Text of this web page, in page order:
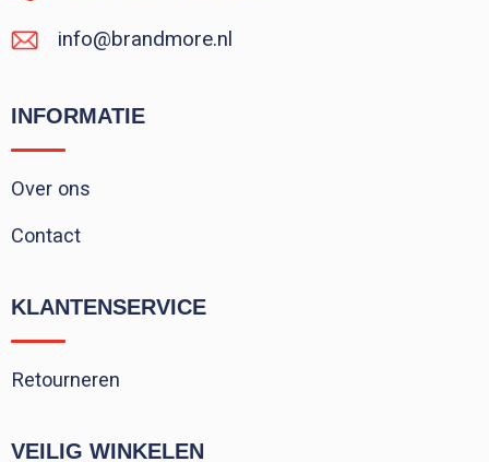
info@brandmore.nl
INFORMATIE
Over ons
Contact
KLANTENSERVICE
Retourneren
VEILIG WINKELEN